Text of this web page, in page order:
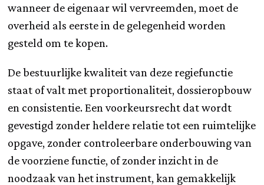
wanneer de eigenaar wil vervreemden, moet de
overheid als eerste in de gelegenheid worden
gesteld om te kopen.
De bestuurlijke kwaliteit van deze regiefunctie
staat of valt met proportionaliteit, dossieropbouw
en consistentie. Een voorkeursrecht dat wordt
gevestigd zonder heldere relatie tot een ruimtelijke
opgave, zonder controleerbare onderbouwing van
de voorziene functie, of zonder inzicht in de
noodzaak van het instrument, kan gemakkelijk